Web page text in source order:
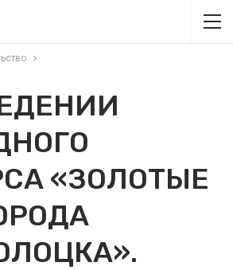
«ЗОЛОТЫЕ